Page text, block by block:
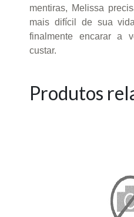
mentiras, Melissa
mais difícil de sua
finalmente encarar a
custar.
Produtos